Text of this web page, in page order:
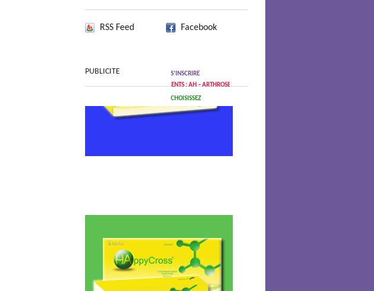
RSS Feed Facebook
S’INSCRIRE
ARTICLES RÉCENTS : AH – ARTHROSE
CHOISISSEZ
PUBLICITE